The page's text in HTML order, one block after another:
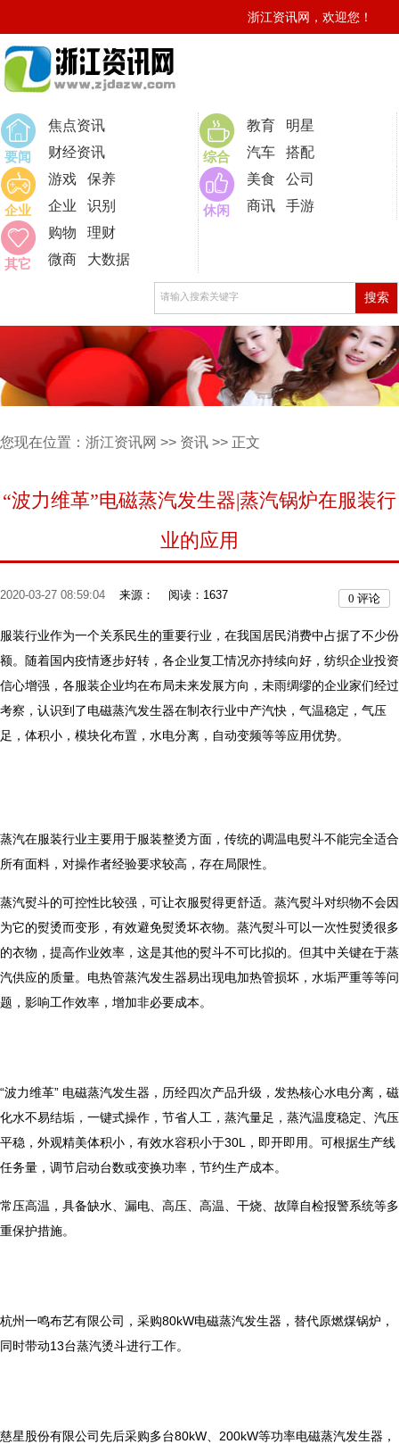
浙江资讯网，欢迎您！
要闻
焦点资讯
财经资讯
综合
教育
明星
汽车
搭配
企业
游戏
保养
企业
识别 休闲
美食
公司
商讯
手游
其它
购物
理财
微商
大数据
您现在位置： 浙江资讯网 >> 资讯 >> 正文
“波力维革”电磁蒸汽发生器|蒸汽锅炉在服装行
业的应用
2020-03-27 08:59:04 来源： 阅读：1637 0 评论
服装行业作为一个关系民生的重要行业，在我国居民消费中占据了不少份
额。随着国内疫情逐步好转，各企业复工情况亦持续向好，纺织企业投资
信心增强，各服装企业均在布局未来发展方向，未雨绸缪的企业家们经过
考察，认识到了电磁蒸汽发生器在制衣行业中产汽快，气温稳定，气压
足，体积小，模块化布置，水电分离，自动变频等等应用优势。
蒸汽在服装行业主要用于服装整烫方面，传统的调温电熨斗不能完全适合
所有面料，对操作者经验要求较高，存在局限性。
蒸汽熨斗的可控性比较强，可让衣服熨得更舒适。蒸汽熨斗对织物不会因
为它的熨烫而变形，有效避免熨烫坏衣物。蒸汽熨斗可以一次性熨烫很多
的衣物，提高作业效率，这是其他的熨斗不可比拟的。但其中关键在于蒸
汽供应的质量。电热管蒸汽发生器易出现电加热管损坏，水垢严重等等问
题，影响工作效率，增加非必要成本。
“波力维革” 电磁蒸汽发生器，历经四次产品升级，发热核心水电分离，磁
化水不易结垢，一键式操作，节省人工，蒸汽量足，蒸汽温度稳定、汽压
平稳，外观精美体积小，有效水容积小于30L，即开即用。可根据生产线
任务量，调节启动台数或变换功率，节约生产成本。
常压高温，具备缺水、漏电、高压、高温、干烧、故障自检报警系统等多
重保护措施。
杭州一鸣布艺有限公司，采购80kW电磁蒸汽发生器，替代原燃煤锅炉，
同时带动13台蒸汽烫斗进行工作。
慈星股份有限公司先后采购多台80kW、200kW等功率电磁蒸汽发生器，